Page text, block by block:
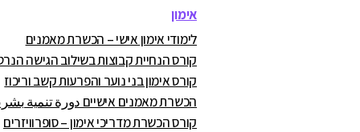
אימון
לימודי אימון אישי – הכשרת מאמנים
קורס הנחיית קבוצות בשילוב הגישה
קורס אימון בני נוער והפרעות קשב וריכוז
הכשרת מאמנים אישיים دورة تنمية
קורס הכשרת מדריכי אימון – סופרוויזרים